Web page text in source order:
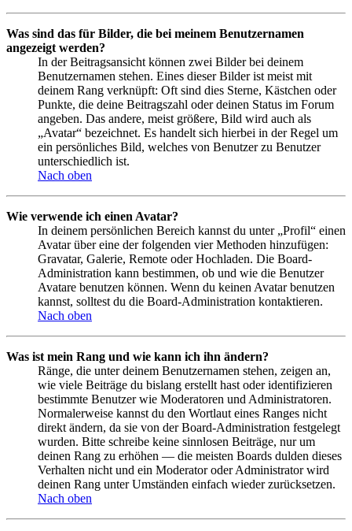
Was sind das für Bilder, die bei meinem Benutzernamen
angezeigt werden?
In der Beitragsansicht können zwei Bilder bei deinem
Benutzernamen stehen. Eines dieser Bilder ist meist mit
deinem Rang verknüpft: Oft sind dies Sterne, Kästchen oder
Punkte, die deine Beitragszahl oder deinen Status im Forum
angeben. Das andere, meist größere, Bild wird auch als
„Avatar“ bezeichnet. Es handelt sich hierbei in der Regel um
ein persönliches Bild, welches von Benutzer zu Benutzer
unterschiedlich ist.
Nach oben
Wie verwende ich einen Avatar?
In deinem persönlichen Bereich kannst du unter „Profil“ einen
Avatar über eine der folgenden vier Methoden hinzufügen:
Gravatar, Galerie, Remote oder Hochladen. Die Board-
Administration kann bestimmen, ob und wie die Benutzer
Avatare benutzen können. Wenn du keinen Avatar benutzen
kannst, solltest du die Board-Administration kontaktieren.
Nach oben
Was ist mein Rang und wie kann ich ihn ändern?
Ränge, die unter deinem Benutzernamen stehen, zeigen an,
wie viele Beiträge du bislang erstellt hast oder identifizieren
bestimmte Benutzer wie Moderatoren und Administratoren.
Normalerweise kannst du den Wortlaut eines Ranges nicht
direkt ändern, da sie von der Board-Administration festgelegt
wurden. Bitte schreibe keine sinnlosen Beiträge, nur um
deinen Rang zu erhöhen — die meisten Boards dulden dieses
Verhalten nicht und ein Moderator oder Administrator wird
deinen Rang unter Umständen einfach wieder zurücksetzen.
Nach oben